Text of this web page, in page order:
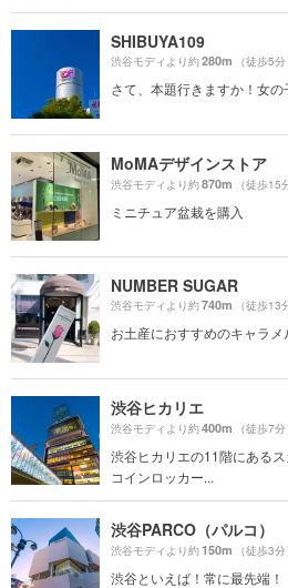
SHIBUYA109
渋谷モディより約280m （徒歩5分
さて、本題行きますか！女
MoMAデザインストア
渋谷モディより約870m （徒歩15
ミニチュア盆栽を購入
NUMBER SUGAR
渋谷モディより約740m （徒歩13
お土産におすすめのキャラメ
渋谷ヒカリエ
渋谷モディより約400m （徒歩7分
渋谷ヒカリエの11階にあるス
コインロッカー...
渋谷PARCO（パルコ）
渋谷モディより約150m （徒歩3分
渋谷といえば！常に最先端！